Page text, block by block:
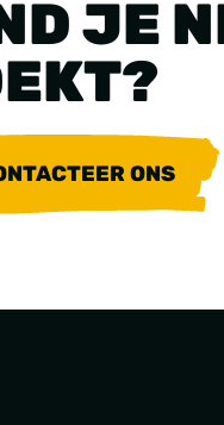
JE
ONS